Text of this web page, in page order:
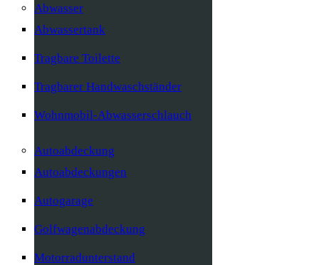
Abwasser
Abwassertank
Tragbare Toilette
Tragbarer Handwaschständer
Wohnmobil-Abwasserschlauch
Autoabdeckung
Autoabdeckungen
Autogarage
Golfwagenabdeckung
Motorradunterstand